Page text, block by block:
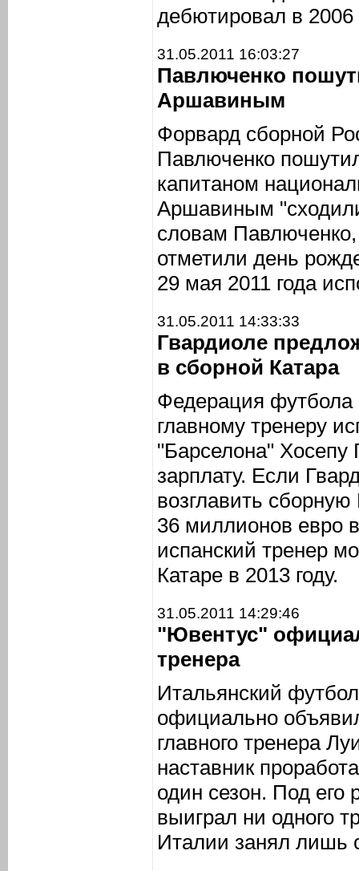
дебютировал в 2006
31.05.2011 16:03:27
Павлюченко
Аршавиным
Форвард сборной
Павлюченко
капитаном
Аршавиным
словам
отметили день
29 мая 2011 года
31.05.2011 14:33:33
Гвардиоле
в сборной Катара
Федерация футбола
главному тренеру
"Барселона" Хосепу
зарплату. Если
возглавить сборную
36 миллионов евро
испанский тренер
Катаре в 2013 году.
31.05.2011 14:29:46
"Ювентус"
тренера
Итальянский
официально
главного тренера
наставник
один сезон. Под его
выиграл ни одного
Италии занял лишь